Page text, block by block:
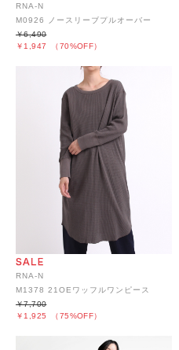
RNA-N
M0926 ノースリーブプルオーバー
￥1,947 （70%OFF）
￥6,490
RNA-N
M1378 21OEワッフルワンピース
￥1,925 （75%OFF）
￥7,700